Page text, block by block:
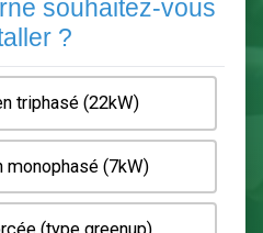
3 6
borne souhaitez-
installer ?